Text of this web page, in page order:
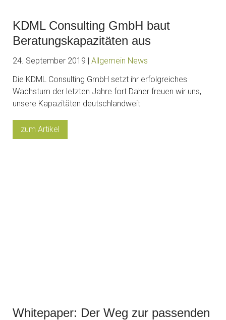
KDML Consulting GmbH baut
Beratungskapazitäten aus
24. September 2019 | Allgemein News
Die KDML Consulting GmbH setzt ihr erfolgreiches
Wachstum der letzten Jahre fort Daher freuen wir uns,
unsere Kapazitäten deutschlandweit
zum Artikel
Whitepaper: Der Weg zur passenden